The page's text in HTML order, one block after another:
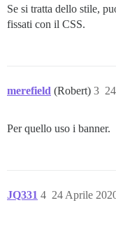
Se si tratta dello stile,
fissati con il CSS.
merefield (Robert) 3
Per quello uso i banner.
JQ331 24 Aprile
4